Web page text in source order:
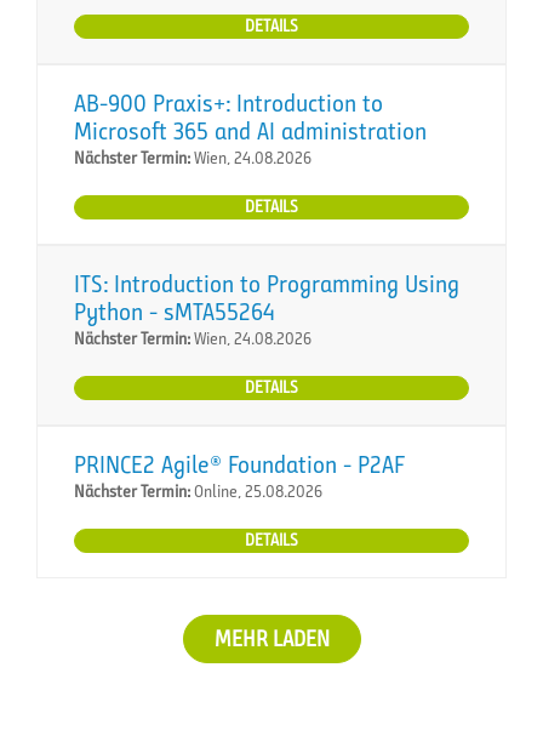
DETAILS
AB-900 Praxis+: Introduction to
Microsoft 365 and AI administration
Nächster Termin:Wien, 24.08.2026
DETAILS
ITS: Introduction to Programming Using
Python - sMTA55264
Nächster Termin:Wien, 24.08.2026
DETAILS
PRINCE2 Agile® Foundation - P2AF
Nächster Termin:Online, 25.08.2026
DETAILS
MEHR LADEN